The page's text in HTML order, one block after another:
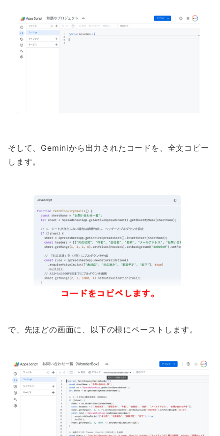
そして、Geminiから出力されたコードを、全文コピー
します。
で、先ほどの画面に、以下の様にペーストします。